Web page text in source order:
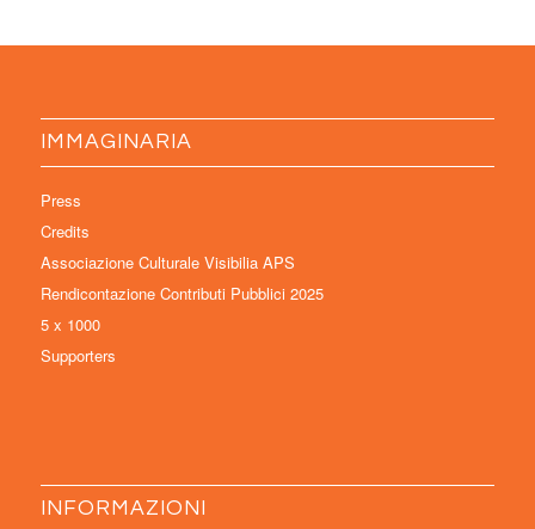
IMMAGINARIA
Press
Credits
Associazione Culturale Visibilia APS
Rendicontazione Contributi Pubblici 2025
5 x 1000
Supporters
INFORMAZIONI